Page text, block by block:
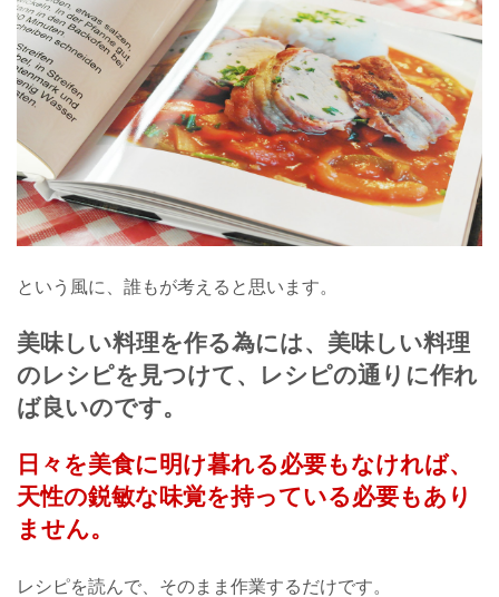
という風に、誰もが考えると思います。
美味しい料理を作る為には、美味しい料理
のレシピを見つけて、レシピの通りに作れ
ば良いのです。
日々を美食に明け暮れる必要もなければ、
天性の鋭敏な味覚を持っている必要もあり
ません。
レシピを読んで、そのまま作業するだけです。